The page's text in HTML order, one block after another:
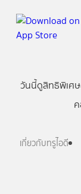
วันนี้ดูสิทธิพิเศษ
เกี่ยวกับทรูไอดี